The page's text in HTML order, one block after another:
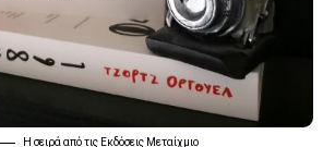
Η σειρά από τις Εκδόσεις Μεταίχμιο